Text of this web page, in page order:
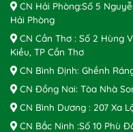
CN Hải Phòng:Số 5
Hải Phòng
CN Cần Thơ : Số 2 Hùng
Kiều, TP Cần Thơ
CN Bình Định: Ghềnh
CN Đồng Nai: Tòa Nhà
CN Bình Dương : 207 Xa
CN Bắc Ninh :Số 10 Phù